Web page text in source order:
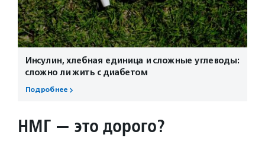
Инсулин, хлебная единица и сложные углеводы:
сложно ли жить с диабетом
Подробнее
НМГ — это дорого?